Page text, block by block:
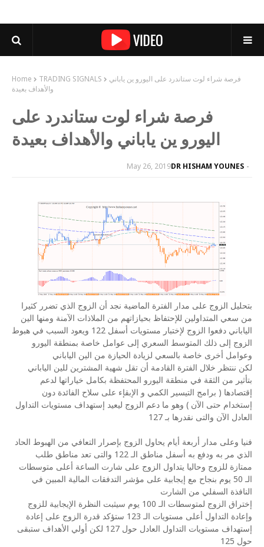
Home TRADING SIGNALS
فرصة شراء لوت ستاندرد على اليورو ين ياباني
والأهداف بعيدة
فرصة شراء لوت ستاندرد على
اليورو ين ياباني والأهداف بعيدة
DR HISHAM YOUNES
May 26, 2019
بتحليل الزوج على مدار الفترة الماضية نجد أن الزوج الذي تضرر كثيرا
من سعي المتداولين للإحتفاظ بحيازاتهم من الملاذات الآمنة ومنها الين
الياباني دفعوا الزوج لإختبار مستويات أسفل 122 ويعود السبب في هبوط
الزوج إلى ذلك المتوسط السعري إلى عوامل خاصة بمنطقة اليورو
وعوامل أخرى خاصة بالسعي لزيادة الحيازة من الين الياباني
لكن ننتظر خلال الفترة القادمة أن تقل شهية المشترين للين الياباني
بتأثير من الثقة في منطقة اليورو المحتفظة بكامل خياراتها لدعم
إقتصادها ( برامج التيسير الكمي و الإبقإء على سلاح الفائدة دون
إستخدام حتى الآن ) وهو ما دعم الزوج ليعيد إستهداف مستويات التداول
العادل الآن والتى نقدرها بـ 127
فنيا وعلى مدار أربعة أيام يحاول الزوج بإصرار التعافي من الهبوط الحاد
الذي مر به ودفع به أسفل مناطق الـ 122 والتى تعد مناطق طلب
ممتازة للزوج وحاليا يتداول الزوج على شارت الساعة أعلى متوسطات
الـ 50 يوم بنجاح مع إيجابية على مؤشر التدفقات المالية المبين في
النافذة السفلي من الشارت
إختراق الزوج لمتوسطات الـ 100 يوم سيثبت النظرة الإيجابية للزوج
وإعادة التداول أعلى مستويات الـ 123 ستؤكد قدرة الزوج على إعادة
إستهداف مستويات التداول العادل حول 127 لكن أولي الأهداف ستبقى
حول 125